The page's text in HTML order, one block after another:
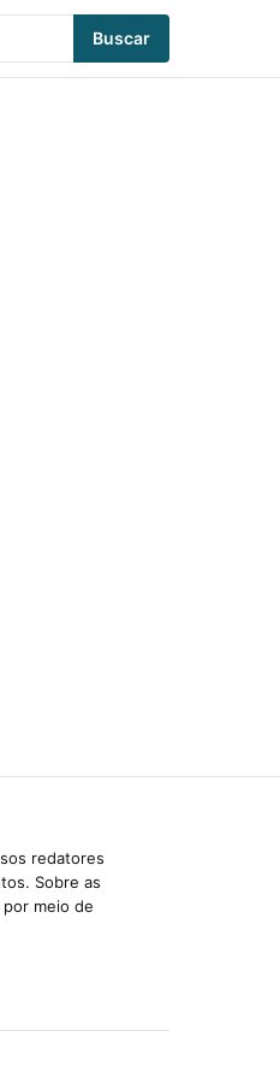
Buscar
redatores
Sobre as
meio de